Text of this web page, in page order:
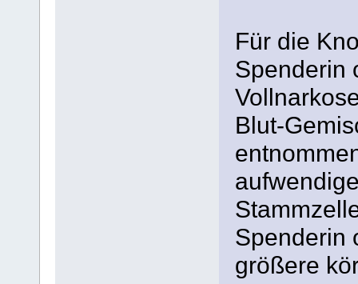
Für die
Spenderin
Blut-
Spenderin
größere